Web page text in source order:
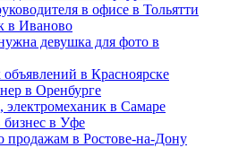
в офисе в Тольятти
в Иваново
девушка для фото в
в Красноярске
в Оренбурге
в Самаре
бизнес в Уфе
продажам в Ростове-на-Дону